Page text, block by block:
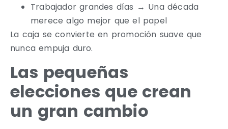
Trabajador grandes días → Una década
merece algo mejor que el papel
La caja se convierte en promoción suave que
nunca empuja duro.
Las pequeñas
elecciones que crean
un gran cambio